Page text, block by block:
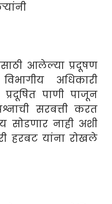
आलेल्या प्रदूषण
अधिकारी
पाणी पाजून
सरबत्ती करत
सोडणार नाही अशी
हरबट यांना रोखले